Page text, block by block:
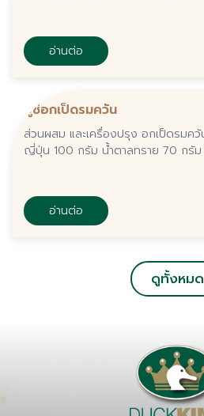
อ่านต่อ
ซูชิอกเป็ดรมควัน
ส่วนผสม และเครื่องปรุง อกเป็ดรมควัน ย่างในกระทะ น้ำส้มสายชู
ญี่ปุ่น 100 กรัม น้ำตาลทราย 70 กรั
อ่านต่อ
ดูทั้งหมด